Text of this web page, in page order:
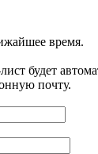
время.
будет
почту.